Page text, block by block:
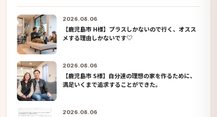
2026.08.06
【鹿児島市 H様】プラスしかないので行く、オスス
メする理由しかないです♡
2026.08.06
【鹿児島市 S様】自分達の理想の家を作るために、
満足いくまで追求することができた。
2026.08.06